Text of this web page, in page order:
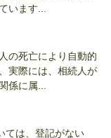
います...
の死亡により自動的
実際には、相続人が
係に属...
ては、登記がない